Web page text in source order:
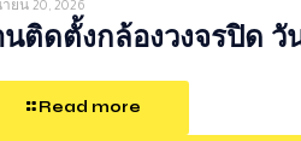
ยน 20, 2026
นติดตั้งกล้องวงจรปิด วั
Read more